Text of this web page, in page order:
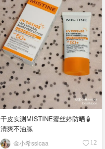
干皮实测MISTINE蜜丝婷防晒🧴
清爽不油腻
金小希ssicaa 12